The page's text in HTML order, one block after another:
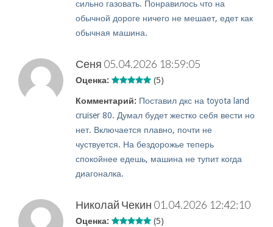
сильно газовать. Понравилось что на
обычной дороге ничего не мешает, едет как
обычная машина.
Сеня 05.04.2026 18:59:05
Оценка: (5)
Комментарий: Поставил дкс на toyota land
cruiser 80. Думал будет жестко себя вести но
нет. Включается плавно, почти не
чуствуется. На бездорожье теперь
спокойнее едешь, машина не тупит когда
диагоналка.
Николай Чекин 01.04.2026 12:42:10
Оценка: (5)